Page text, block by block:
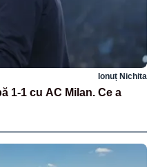
Ionuț Nichita
1-1 cu AC Milan. Ce a